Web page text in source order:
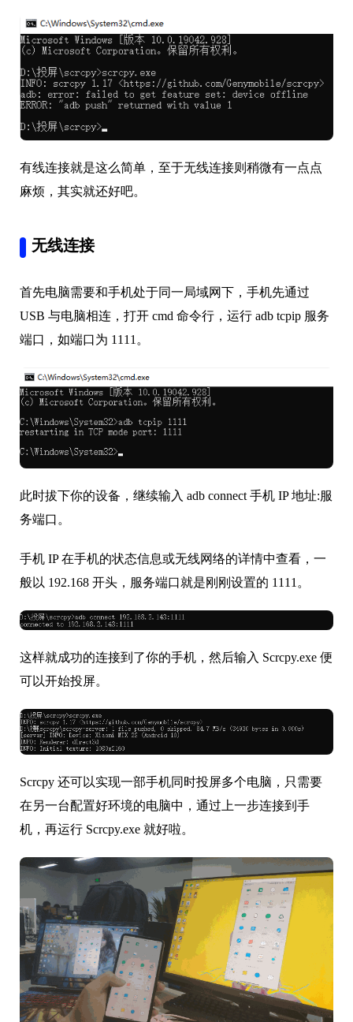
有线连接就是这么简单，至于无线连接则稍微有一点点
麻烦，其实就还好吧。
无线连接
首先电脑需要和手机处于同一局域网下，手机先通过
USB 与电脑相连，打开 cmd 命令行，运行 adb tcpip 服务
端口，如端口为 1111。
此时拔下你的设备，继续输入 adb connect 手机 IP 地址:服
务端口。
手机 IP 在手机的状态信息或无线网络的详情中查看，一
般以 192.168 开头，服务端口就是刚刚设置的 1111。
这样就成功的连接到了你的手机，然后输入 Scrcpy.exe 便
可以开始投屏。
Scrcpy 还可以实现一部手机同时投屏多个电脑，只需要
在另一台配置好环境的电脑中，通过上一步连接到手
机，再运行 Scrcpy.exe 就好啦。